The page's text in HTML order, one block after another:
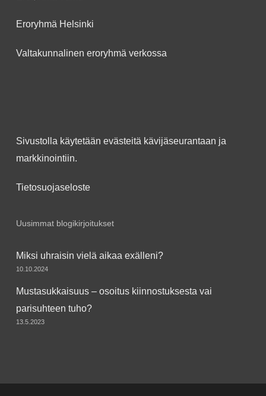
Eroryhmä Helsinki
Valtakunnalinen eroryhmä verkossa
Sivustolla käytetään evästeitä kävijäseurantaan ja
markkinointiin.
Tietosuojaseloste
Uusimmat blogikirjoitukset
Miksi uhraisin vielä aikaa exälleni?
10.10.2024
Mustasukkaisuus – osoitus kiinnostuksesta vai
parisuhteen tuho?
13.5.2023